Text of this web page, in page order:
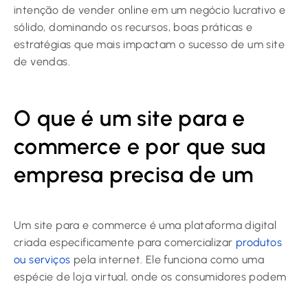
intenção de vender online em um negócio lucrativo e
sólido, dominando os recursos, boas práticas e
estratégias que mais impactam o sucesso de um site
de vendas.
O que é um site para e
commerce e por que sua
empresa precisa de um
Um site para e commerce é uma plataforma digital
criada especificamente para comercializar produtos
ou serviços pela internet. Ele funciona como uma
espécie de loja virtual, onde os consumidores podem